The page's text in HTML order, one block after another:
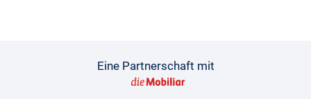
Eine Partnerschaft mit